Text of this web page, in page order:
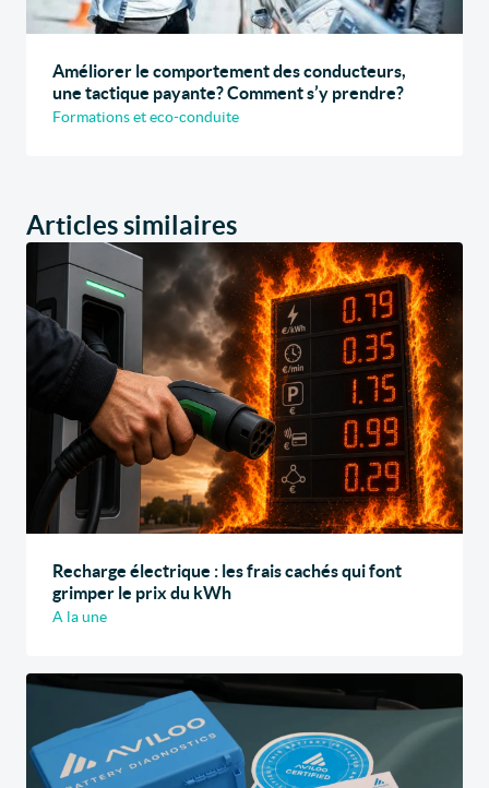
Améliorer le comportement des conducteurs,
une tactique payante? Comment s’y prendre?
Formations et eco-conduite
Articles similaires
Recharge électrique : les frais cachés qui font
grimper le prix du kWh
A la une